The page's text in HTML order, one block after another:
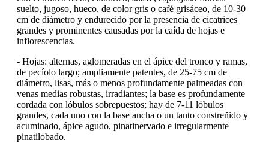
suelto, jugoso, hueco, de color gris o café grisáceo, de 10-30
cm de diámetro y endurecido por la presencia de cicatrices
grandes y prominentes causadas por la caída de hojas e
inflorescencias.
- Hojas: alternas, aglomeradas en el ápice del tronco y ramas,
de pecíolo largo; ampliamente patentes, de 25-75 cm de
diámetro, lisas, más o menos profundamente palmeadas con
venas medias robustas, irradiantes; la base es profundamente
cordada con lóbulos sobrepuestos; hay de 7-11 lóbulos
grandes, cada uno con la base ancha o un tanto constreñido y
acuminado, ápice agudo, pinatinervado e irregularmente
pinatilobado.